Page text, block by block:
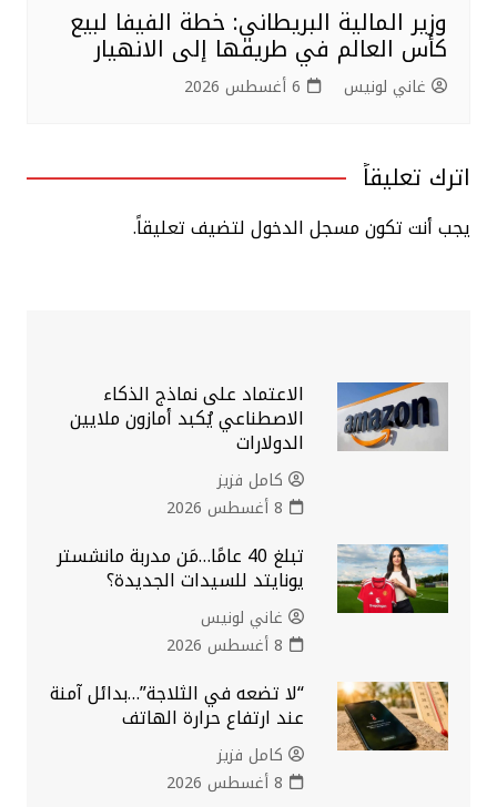
وزير المالية البريطاني: خطة الفيفا لبيع
كأس العالم في طريقها إلى الانهيار
غاني لونيس 6 أغسطس 2026
اترك تعليقاً
يجب أنت تكونمسجل الدخوللتضيف تعليقاً.
الاعتماد على نماذج الذكاء
الاصطناعي يُكبد أمازون ملايين
الدولارات
كامل فزيز
8 أغسطس 2026
تبلغ 40 عامًا…مَن مدربة مانشستر
يونايتد للسيدات الجديدة؟
غاني لونيس
8 أغسطس 2026
“لا تضعه في الثلاجة”…بدائل آمنة
عند ارتفاع حرارة الهاتف
كامل فزيز
8 أغسطس 2026